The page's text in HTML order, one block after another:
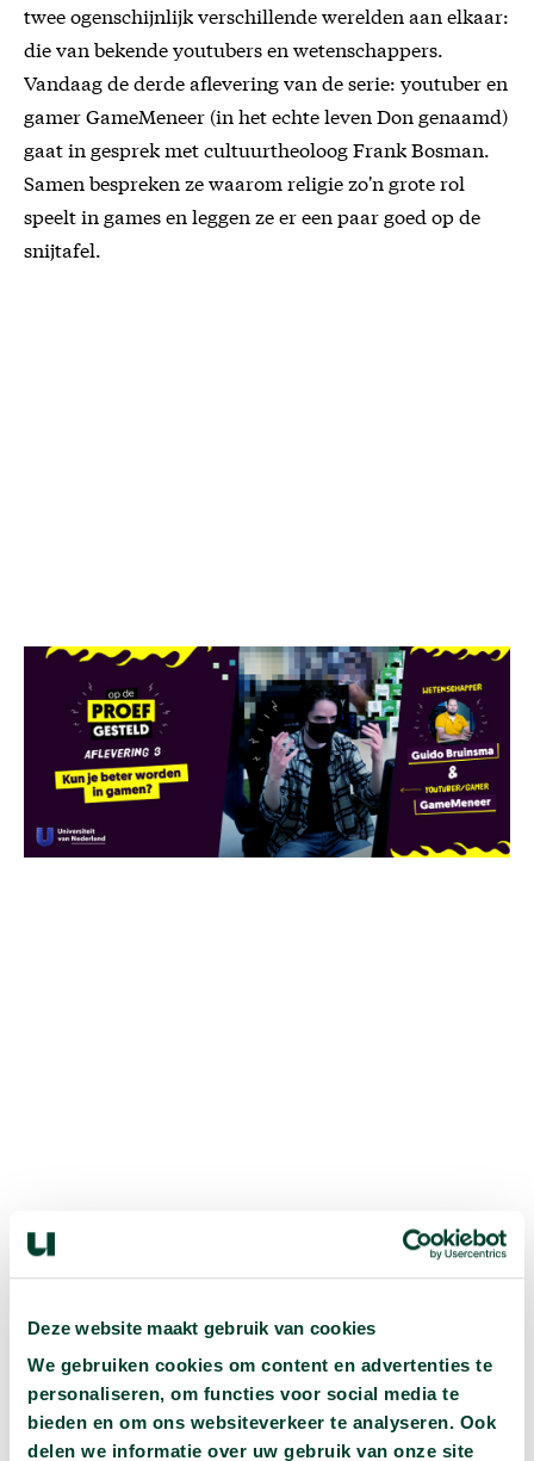
Deze website maakt gebruik van cookies
We gebruiken cookies om content en advertenties te
personaliseren, om functies voor social media te
bieden en om ons websiteverkeer te analyseren. Ook
delen we informatie over uw gebruik van onze site
twee ogenschijnlijk verschillende werelden aan elkaar:
die van bekende youtubers en wetenschappers.
Vandaag de derde aflevering van de serie: youtuber en
gamer GameMeneer (in het echte leven Don genaamd)
gaat in gesprek met cultuurtheoloog Frank Bosman.
Samen bespreken ze waarom religie zo'n grote rol
speelt in games en leggen ze er een paar goed op de
snijtafel.
Hoe kun je beter worden in
gamen?
In deze aflevering van Op de Proef Gesteld
wetenschap in de hoop net zo goed te worden als een
professionele E-sporter. In het GameLab van
Universiteit Twente worden E-sporters getraind om